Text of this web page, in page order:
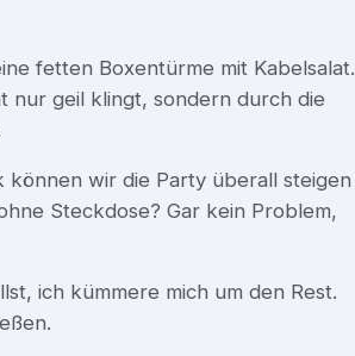
fetten Boxentürme mit Kabelsalat.
nur geil klingt, sondern durch die
können wir die Party überall steigen
Steckdose? Gar kein Problem,
ich kümmere mich um den Rest.